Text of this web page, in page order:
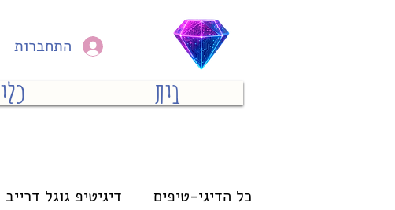
בית כלי AI
התחברות
כל הדיגי-טיפים דיגיטיפ גוגל דרייב